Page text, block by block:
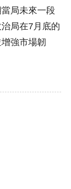
局未來一段
局在7月底的
強市場韌